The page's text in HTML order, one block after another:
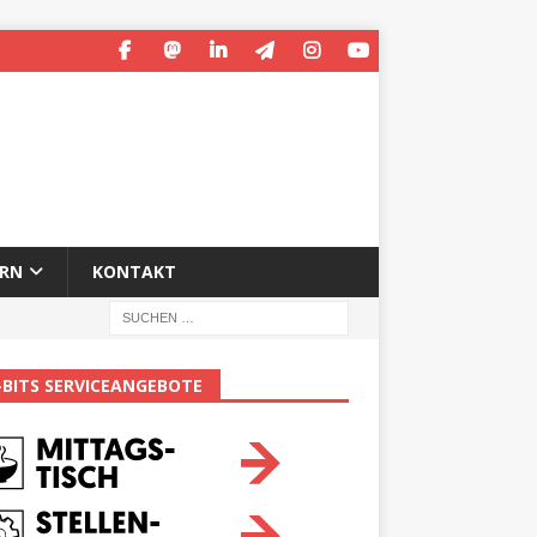
KONTAKT
SERVICEANGEBOTE